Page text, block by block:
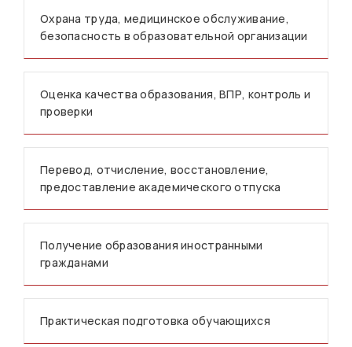
Охрана труда, медицинское обслуживание,
безопасность в образовательной организации
Оценка качества образования, ВПР, контроль и
проверки
Перевод, отчисление, восстановление,
предоставление академического отпуска
Получение образования иностранными
гражданами
Практическая подготовка обучающихся